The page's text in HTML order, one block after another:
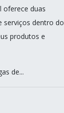
oferece duas
serviços dentro do
produtos e
de...